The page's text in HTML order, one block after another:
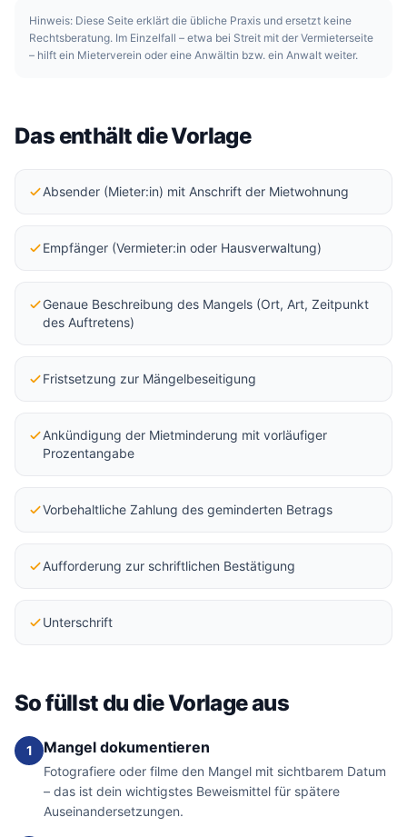
Hinweis: Diese Seite erklärt die übliche Praxis und ersetzt keine
Rechtsberatung. Im Einzelfall – etwa bei Streit mit der Vermieterseite
– hilft ein Mieterverein oder eine Anwältin bzw. ein Anwalt weiter.
Das enthält die Vorlage
Absender (Mieter:in) mit Anschrift der Mietwohnung
Empfänger (Vermieter:in oder Hausverwaltung)
Genaue Beschreibung des Mangels (Ort, Art, Zeitpunkt
des Auftretens)
Fristsetzung zur Mängelbeseitigung
Ankündigung der Mietminderung mit vorläufiger
Prozentangabe
Vorbehaltliche Zahlung des geminderten Betrags
Aufforderung zur schriftlichen Bestätigung
Unterschrift
So füllst du die Vorlage aus
1 Mangel dokumentieren
Fotografiere oder filme den Mangel mit sichtbarem Datum
– das ist dein wichtigstes Beweismittel für spätere
Auseinandersetzungen.